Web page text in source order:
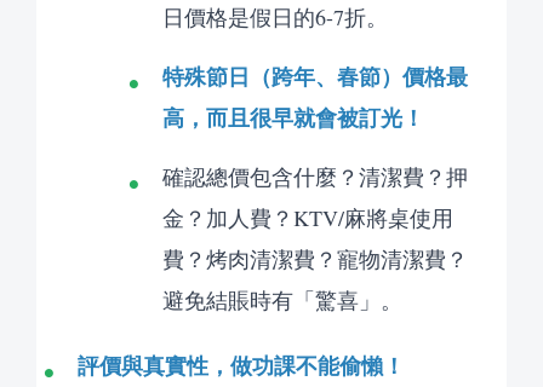
日價格是假日的6-7折。
特殊節日（跨年、春節）價格最
高，而且很早就會被訂光！
確認總價包含什麼？清潔費？押
金？加人費？KTV/麻將桌使用
費？烤肉清潔費？寵物清潔費？
避免結賬時有「驚喜」。
評價與真實性，做功課不能偷懶！